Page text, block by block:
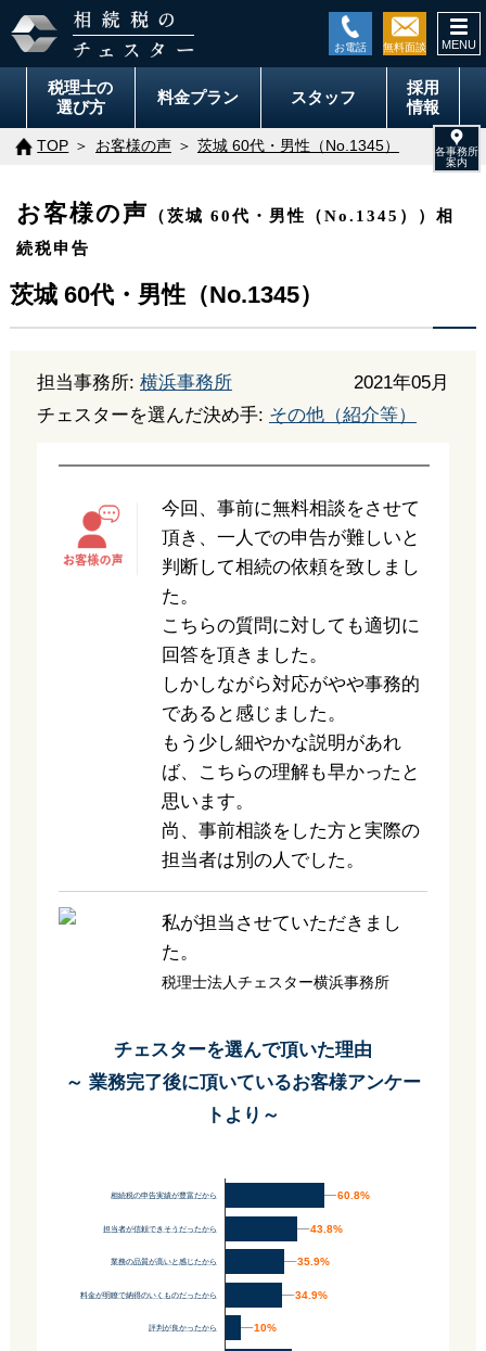
税理士の
選び方
料金プラン スタッフ
採用
情報
TOP お客様の声 茨城 60代・男性（No.1345）
お客様の声
（茨城 60代・男性（No.1345））相
続税申告
茨城 60代・男性（No.1345）
担当事務所: 横浜事務所
2021年05月
チェスターを選んだ決め手: その他（紹介等）
今回、事前に無料相談をさせて
頂き、一人での申告が難しいと
判断して相続の依頼を致しまし
た。
こちらの質問に対しても適切に
回答を頂きました。
しかしながら対応がやや事務的
であると感じました。
もう少し細やかな説明があれ
ば、こちらの理解も早かったと
思います。
尚、事前相談をした方と実際の
担当者は別の人でした。
私が担当させていただきまし
た。
税理士法人チェスター横浜事務所
チェスターを選んで頂いた理由
～ 業務完了後に頂いているお客様アンケー
トより～
相続税の申告実績が豊富だから
担当者が信頼できそうだったから
業務の品質が高いと感じたから
料金が明瞭で納得のいくものだったから
評判が良かったから
60.8%
60.8%
43.8%
43.8%
35.9%
35.9%
34.9%
34.9%
10%
10%